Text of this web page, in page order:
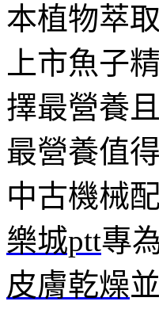
本植物萃取
上市魚子
擇最營養
最營養值
中古機械
樂城ptt專
皮膚乾燥